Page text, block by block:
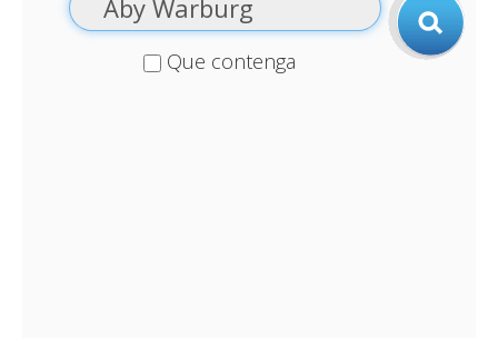
Que contenga